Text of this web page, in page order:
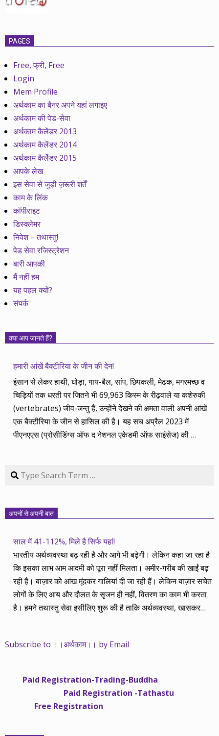
PAGES
Free, फ्री, Free
Login
Mem Profile
अर्थकाम का बैनर अपने यहां लगाइए
अर्थकाम की पेड-सेवा
अर्थकाम कैलेंडर 2013
अर्थकाम कैलेंडर 2014
अर्थकाम कैलेेंडर 2015
आपके लेख
इस सेवा से जुड़ी ज़रूरी शर्तें
काम के लिंक
कॉपीराइट
डिस्क्लेमर
निवेश – तथास्तु!
पेड सेवा रजिस्ट्रेशन
बारी आपकी
मैं नहीं हम
यह पहल क्यों?
संपर्क
क्या आप जानते हैं?
हमारी आंखें बैक्टीरिया के जीन की देन!
इंसान से लेकर हाथी, घोड़ा, गाय-बैल, सांप, छिपकली, मेढक, मगरमच्छ व
चिड़ियों तक धरती पर जितने भी 69,963 किस्म के रीढ़वाले या कशेरुकी
(vertebrates) जीव-जन्तु हैं, उन्होंने देखने की क्षमता वाली अपनी आंखें
एक बैक्टीरिया के जीन से हासिल की है। यह सच अप्रैल 2023 में
पीएनएएस (प्रोसीडिंग्स ऑफ द नेशनल एकेडमी ऑफ साइंसेज) की…
Search
अपनों से अपनी बात
साल में 41-112%, मिले है सिर्फ यहां!
भारतीय अर्थव्यवस्था बढ़ रही है और आगे भी बढ़ेगी। लेकिन कहा जा रहा है
कि इसका लाभ आम आदमी को पूरा नहीं मिलता। अमीर-गरीब की खाईं बढ़
रही है। बाज़ार को आंख मूंदकर गालियां दी जा रही हैं। लेकिन बाज़ार सचेत
लोगों के लिए आय और दौलत के सृजन ही नहीं, वितरण का काम भी करता
है। हमने तथास्तु सेवा इसीलिए शुरू की है ताकि अर्थव्यवस्था, खासकर
महंगाई की दर 10 प्रतिशत से ऊपर रहती है। वे भागकर जाते हैं सोने और
साढ़े चार सालों से अर्थकाम से जुड़े हैं, वे हमारी ईमानदारी और सत्यनिष्ठा से
भलीभांति वाकिफ हैं। शुरू में हम भी कच्चे थे तो बाज़ार के उस्तादों के जाल
में फंस गए। गलतियां कीं। लेकिन जैसे ही समझ में आया, खटाक से उनसे
Subscribe to ।।अर्थकाम।। by Email
Paid Registration-Trading-Buddha
Paid Registration -Tathastu
Free Registration